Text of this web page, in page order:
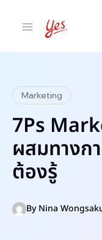
Marketing
7Ps
ผสมทางก
ต้องรู้
ByNina